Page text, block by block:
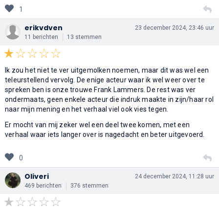
1
erikvdven
11 berichten 13 stemmen
23 december 2024, 23:46 uur
Ik zou het niet te ver uitgemolken noemen, maar dit was wel een
teleurstellend vervolg. De enige acteur waar ik wel weer over te
spreken ben is onze trouwe Frank Lammers. De rest was ver
ondermaats, geen enkele acteur die indruk maakte in zijn/haar rol
naar mijn mening en het verhaal viel ook vies tegen.
Er mocht van mij zeker wel een deel twee komen, met een
verhaal waar iets langer over is nagedacht en beter uitgevoerd.
0
Oliveri
469 berichten 376 stemmen
24 december 2024, 11:28 uur